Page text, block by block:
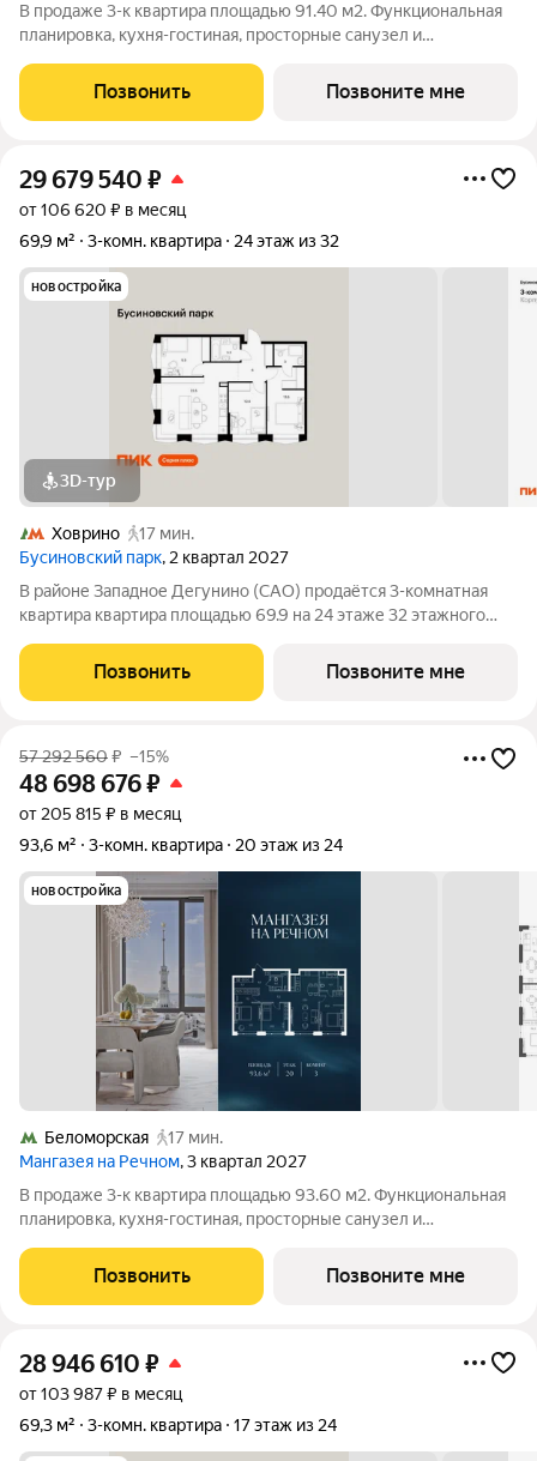
В продаже 3-к квартира площадью 91.40 м2. Функциональная
планировка, кухня-гостиная, просторные санузел и
этажного дома. Условия покупки: - Семейная ипотека от 3,5%
на весь срок; - Ипотека 0,11% на
Позвонить Позвоните мне
29 679 540 ₽
от 106 620 ₽ в месяц
69,9 м²
3-комн. квартира 24 этаж из 32
новостройка
3D-тур
Ховрино
17 мин.
Бусиновский парк, 2 квартал 2027
В районе Западное Дегунино (САО) продаётся 3-комнатная
квартира квартира площадью 69.9 на 24 этаже 32 этажного
Удобное расположение: 20 минут пешком до станций метро
«Ховрино» и 15 минут от МЦД
Позвонить Позвоните мне
57 292 560₽ –15%
48 698 676₽
от 205 815 ₽ в месяц
93,6 м²
3-комн. квартира 20 этаж из 24
новостройка
Беломорская
17 мин.
Мангазея на Речном, 3 квартал 2027
В продаже 3-к квартира площадью 93.60 м2. Функциональная
планировка, кухня-гостиная, просторные санузел и
этажного дома. Стоимость указана с учетом скидки 15%,
экономия составит 8 593 884 рублей!
Позвонить Позвоните мне
28 946 610 ₽
от 103 987 ₽ в месяц
69,3 м²
3-комн. квартира 17 этаж из 24